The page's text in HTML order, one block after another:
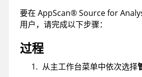
要在 AppScan®Source for
用户，请完成以下步骤：
过程
从主工作台菜单中依次选择